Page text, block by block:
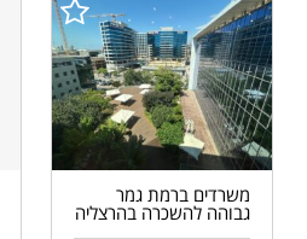
משרדים ברמת גמר
גבוהה להשכרה בהרצליה